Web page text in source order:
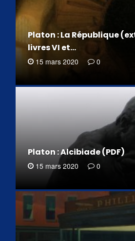
Platon : La République
livres VI et…
15 mars 2020 0
Platon : Alcibiade (PDF)
15 mars 2020 0